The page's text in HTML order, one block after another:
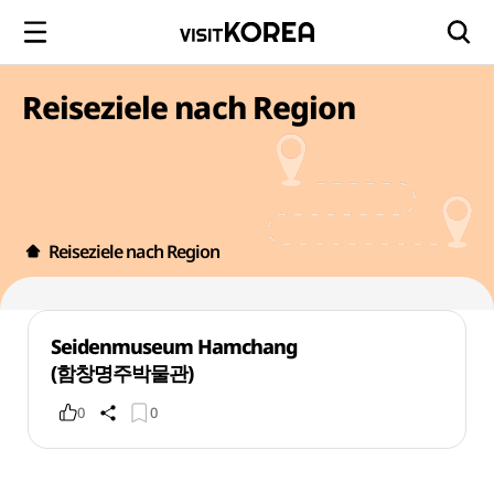
Reiseziele nach Region
Reiseziele nach Region
Seidenmuseum Hamchang
(함창명주박물관)
0 0